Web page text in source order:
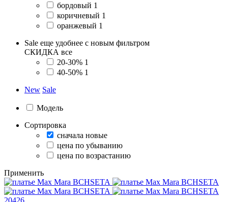
бордовый 1
коричневый 1
оранжевый 1
Sale еще удобнее с новым фильтром
СКИДКА все
20-30% 1
40-50% 1
New Sale
Модель
Сортировка
сначала новые
цена по убыванию
цена по возрастанию
Применить
20426